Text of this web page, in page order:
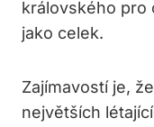
královského pro
jako celek.
Zajímavostí je,
největších